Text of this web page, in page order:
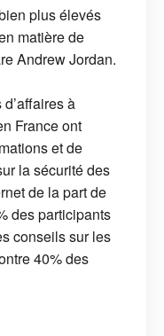
plus élevés
matière de
Andrew Jordan.
à
France ont
et de
la sécurité des
de la part de
des participants
conseils sur les
40% des